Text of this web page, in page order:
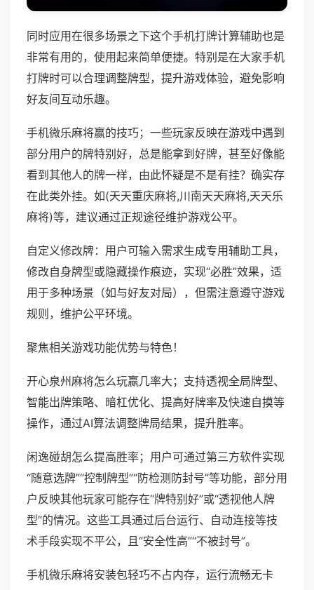
同时应用在很多场景之下这个手机打牌计算辅助也是
非常有用的，使用起来简单便捷。特别是在大家手机
打牌时可以合理调整牌型，提升游戏体验，避免影响
好友间互动乐趣。
手机微乐麻将赢的技巧；一些玩家反映在游戏中遇到
部分用户的牌特别好，总是能拿到好牌，甚至好像能
看到其他人的牌一样，由此怀疑是不是有挂？确实存
在此类外挂。如(天天重庆麻将,川南天天麻将,天天乐
麻将)等，建议通过正规途径维护游戏公平。
自定义修改牌：用户可输入需求生成专用辅助工具，
修改自身牌型或隐藏操作痕迹，实现“必胜”效果，适
用于多种场景（如与好友对局），但需注意遵守游戏
规则，维护公平环境。
聚焦相关游戏功能优势与特色！
开心泉州麻将怎么玩赢几率大；支持透视全局牌型、
智能出牌策略、暗杠优化、提高好牌率及快速自摸等
操作，通过AI算法调整牌局结果，提升胜率。
闲逸碰胡怎么提高胜率；用户可通过第三方软件实现
“随意选牌”“控制牌型”“防检测防封号”等功能，部分用
户反映其他玩家可能存在“牌特别好”或“透视他人牌
型”的情况。这些工具通过后台运行、自动连接等技
术手段实现不平公，且“安全性高”“不被封号”。
手机微乐麻将安装包轻巧不占内存，运行流畅无卡